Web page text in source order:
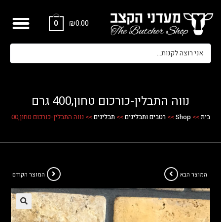
₪0.00
0
נווה התבלין-כורכום טחון,400 גרם
בית>>
Shop
>>רטבים ותבלינים>>תבלינים>> נווה התבלין-כורכום טחון,400 גרם
המוצר הקודם המוצר הבא